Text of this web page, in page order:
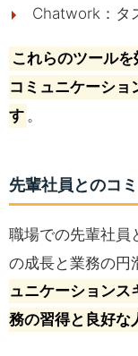
Chatwork：タ
これらのツール
コミュニケーショ
す 。
先輩社員とのコ
職場での先輩社員
の成長と業務の円
ュニケーションス
務の習得と良好な